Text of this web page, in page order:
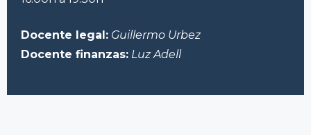
Docente legal: Guillermo Urbez
Docente finanzas: Luz Adell